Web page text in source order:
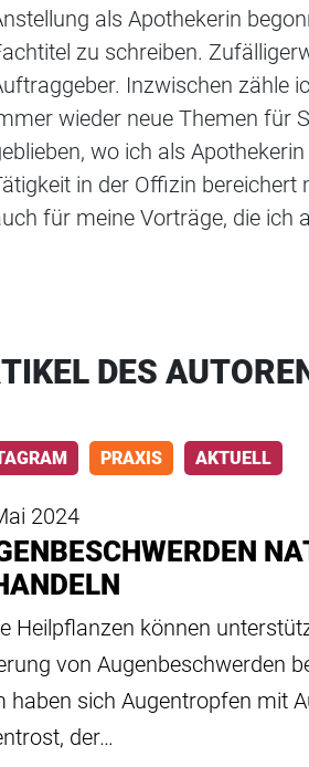
als Apothekerin
zu schreiben.
Inzwischen zähle
wieder neue Themen für
wo ich als
in der Offizin
für meine Vorträge, die ich
DES
PRAXIS AKTUELL
2024
Heilpflanzen können
von Augenbeschwerden
haben sich Augentropfen mit
der…